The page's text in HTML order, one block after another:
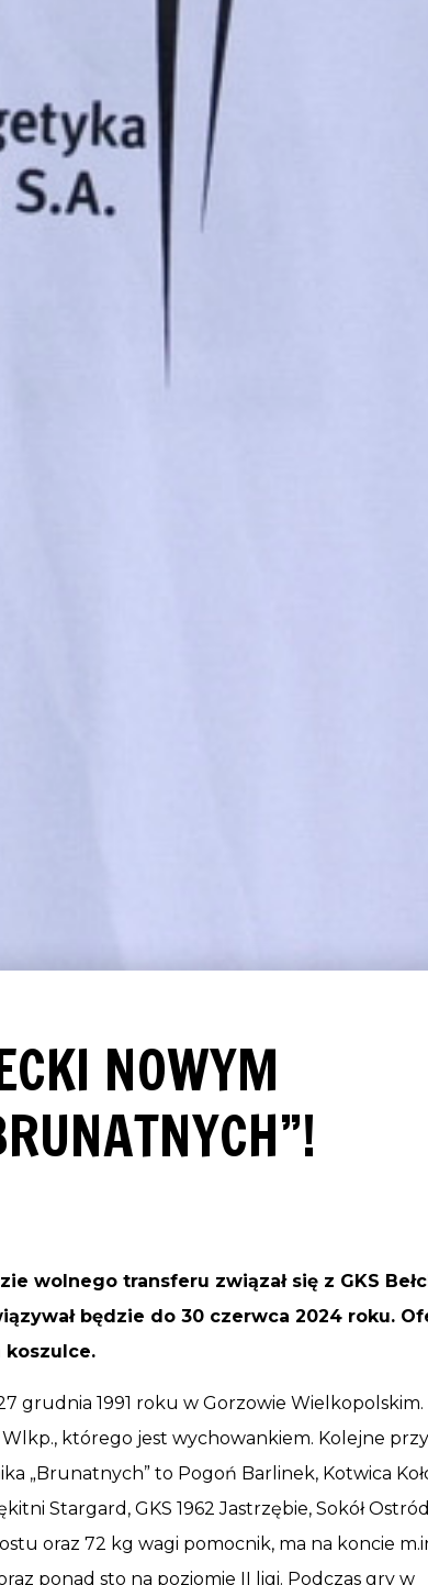
NOWYM
wolnego transferu związał się z GKS
będzie do 30 czerwca 2024 roku.
koszulce.
grudnia 1991 roku w Gorzowie Wielkopolskim.
Wlkp., którego jest wychowankiem. Kolejne
„Brunatnych” to Pogoń Barlinek, Kotwica
Stargard, GKS 1962 Jastrzębie, Sokół
oraz 72 kg wagi pomocnik, ma na koncie
ponad sto na poziomie II ligi. Podczas gry w